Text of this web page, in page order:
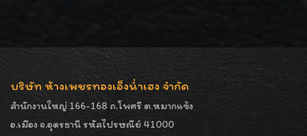
บริษัท ห้างเพชรทองเอ็งน่ำเฮง จำกัด
สำนักงานใหญ่ 166-168 ถ.โพศรี ต.หมากแข้ง
อ.เมือง จ.อุดรธานี รหัสไปรษณีย์ 41000